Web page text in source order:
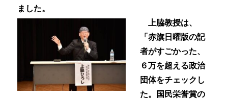
ました。
上脇教授は、
「赤旗日曜版の記
者がすごかった、
６万を超える政治
団体をチェックし
た。国民栄誉賞の